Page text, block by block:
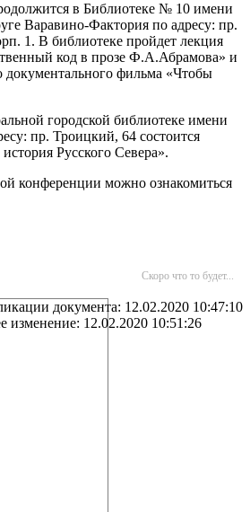
в Библиотеке № 10 имени
Варавино-Фактория по адресу: пр.
1. В библиотеке пройдет лекция
код в прозе Ф.А.Абрамова» и
документального фильма «Чтобы
городской библиотеке имени
пр. Троицкий, 64 состоится
Русского Севера».
конференции можно ознакомиться
Скоро что то будет...
документа: 12.02.2020 10:47:10
изменение: 12.02.2020 10:51:26